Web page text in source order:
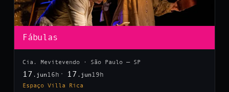
Fábulas
Cia. Mevitevendo · São Paulo — SP
17 .jun 16h 17 .jun 19h
Espaço Villa Rica